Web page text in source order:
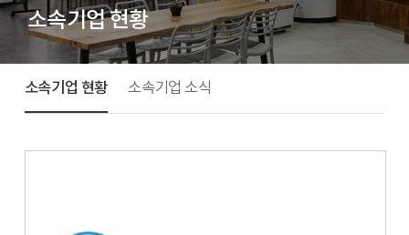
소속기업 현황
소속기업 현황 소속기업 소식